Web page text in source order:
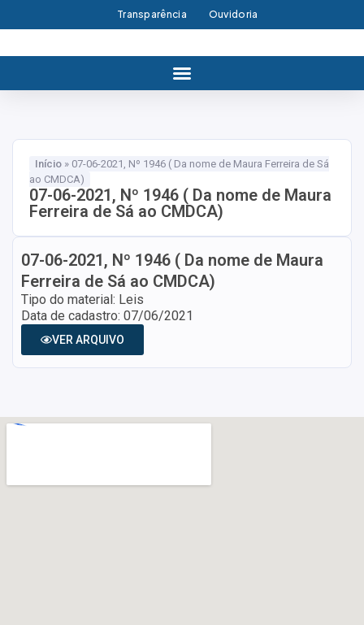
Transparência Ouvidoria
Início » 07-06-2021, Nº 1946 ( Da nome de Maura Ferreira de Sá
ao CMDCA)
07-06-2021, Nº 1946 ( Da nome de Maura
Ferreira de Sá ao CMDCA)
07-06-2021, Nº 1946 ( Da nome de Maura
Ferreira de Sá ao CMDCA)
Tipo do material: Leis
Data de cadastro: 07/06/2021
VER ARQUIVO